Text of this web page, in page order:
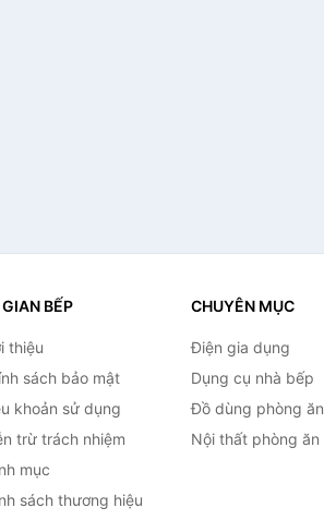
BẾP
thiệu
sách bảo mật
khoản sử dụng
trừ trách nhiệm
mục
sách thương hiệu
CHUYÊN MỤC
Điện gia dụng
Dụng cụ nhà bếp
Đồ dùng phòng ăn
Nội thất phòng ăn